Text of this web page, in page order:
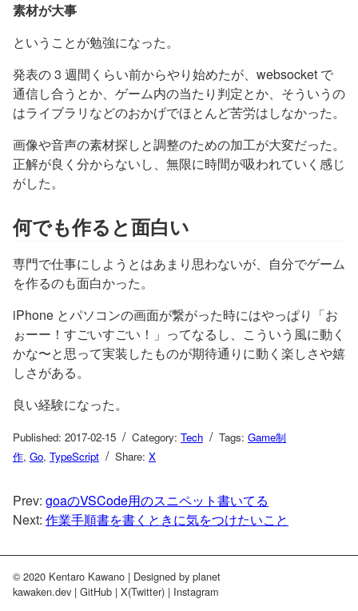
素材が大事
ということが勉強になった。
発表の 3 週間くらい前からやり始めたが、websocket で
通信し合うとか、ゲーム内の当たり判定とか、そういうの
はライブラリなどのおかげでほとんど苦労はしなかった。
画像や音声の素材探しと調整のための加工が大変だった。
正解が良く分からないし、無限に時間が吸われていく感じ
がした。
何でも作ると面白い
専門で仕事にしようとはあまり思わないが、自分でゲーム
を作るのも面白かった。
iPhone とパソコンの画面が繋がった時にはやっぱり「お
ぉーー！すごいすごい！」ってなるし、こういう風に動く
かな〜と思って実装したものが期待通りに動く楽しさや嬉
しさがある。
良い経験になった。
Published: 2017-02-15 / Category: Tech / Tags: Game制
作, Go, TypeScript / Share: X
Prev: goaのVSCode用のスニペット書いてる
Next: 作業手順書を書くときに気をつけたいこと
© 2020 Kentaro Kawano | Designed by planet
kawaken.dev | GitHub | X(Twitter) | Instagram